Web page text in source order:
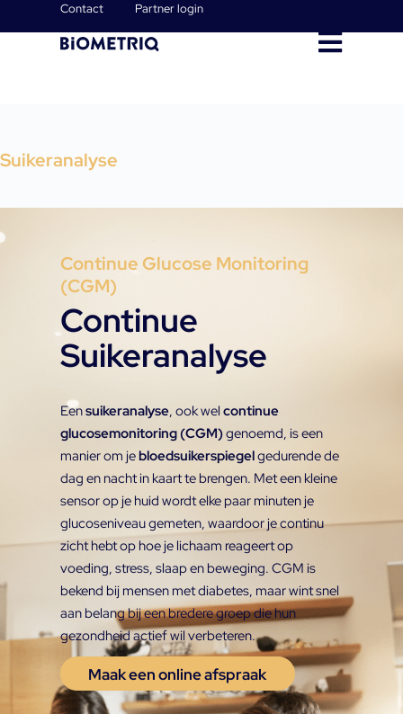
Contact Partner login
Suikeranalyse
Continue Glucose Monitoring
(CGM)
Continue
Suikeranalyse
Eensuikeranalyse, ook wel continue
glucosemonitoring (CGM)genoemd, is een
manier om jebloedsuikerspiegelgedurende de
dag en nacht in kaart te brengen. Met een kleine
sensor op je huid wordt elke paar minuten je
glucoseniveau gemeten, waardoor je continu
zicht hebt op hoe je lichaam reageert op
voeding, stress, slaap en beweging. CGM is
bekend bij mensen met diabetes, maar wint snel
aan belang bij een bredere groep die hun
gezondheid actief wil verbeteren.
Maak een online afspraak